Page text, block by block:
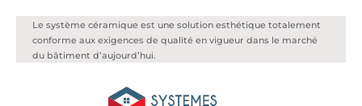
Le système céramique est une solution esthétique totalement
conforme aux exigences de qualité en vigueur dans le marché
du bâtiment d’aujourd’hui.